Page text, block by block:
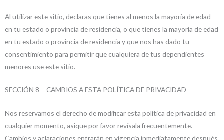
Al utilizar este sitio, declaras que tienes al menos la mayoría de edad
en tu estado o provincia de residencia, o que tienes la mayoría de edad
en tu estado o provincia de residencia y que nos has dado tu
consentimiento para permitir que cualquiera de tus dependientes
menores use este sitio.
SECCIÓN 8 – CAMBIOS A ESTA POLÍTICA DE PRIVACIDAD
Nos reservamos el derecho de modificar esta política de privacidad en
cualquier momento, asique por favor revísala frecuentemente.